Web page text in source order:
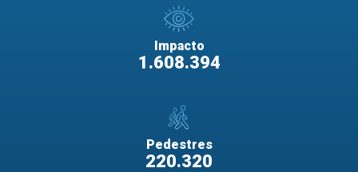
Impacto
1.608.394
Pedestres
220.320